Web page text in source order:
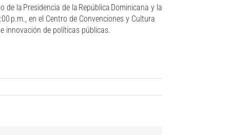
de la Presidencia de la República Dominicana y la
p.m., en el Centro de Convenciones y Cultura
innovación de políticas públicas.